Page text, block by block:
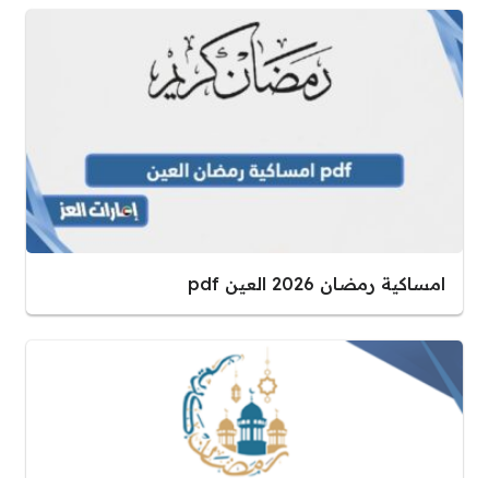
امساكية رمضان 2026 العين pdf